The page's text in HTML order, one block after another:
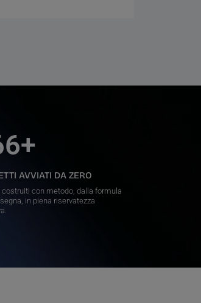
+
AVVIATI DA ZERO
costruiti con metodo, dalla formula
in piena riservatezza